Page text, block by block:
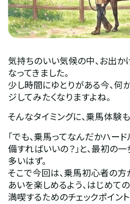
気持ちのいい気候の中、お出か
なってきました。
少し時間にゆとりがある今、何
ジしてみたくなりますよね。
そんなタイミングに、乗馬体験
「でも、乗馬ってなんだかハー
備すればいいの？」と、最初の
多いはず。
そこで今回は、乗馬初心者の
あいを楽しめるよう、はじめて
満喫するためのチェックポイン